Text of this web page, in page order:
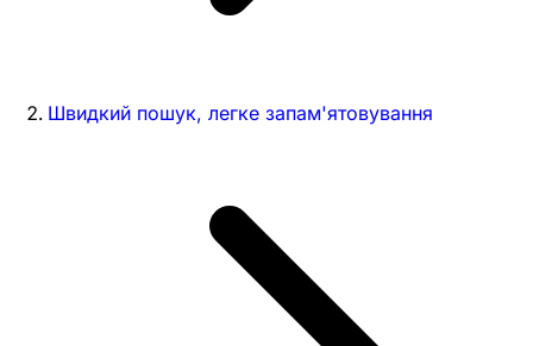
Швидкий пошук, легке запам'ятовування